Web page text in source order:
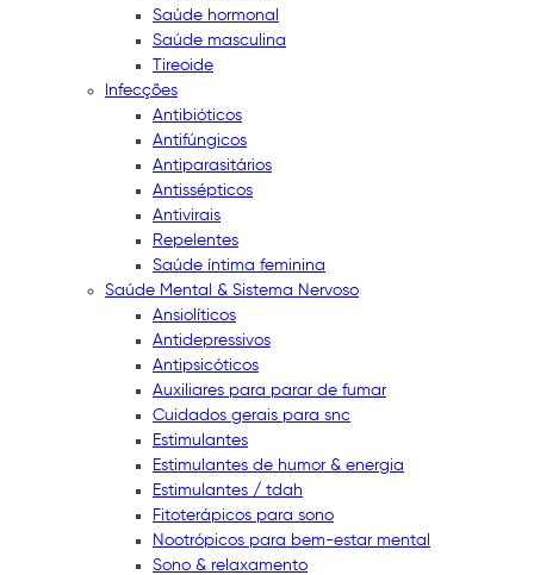
Saúde hormonal
Saúde masculina
Tireoide
Infecções
Antibióticos
Antifúngicos
Antiparasitários
Antissépticos
Antivirais
Repelentes
Saúde íntima feminina
Saúde Mental & Sistema Nervoso
Ansiolíticos
Antidepressivos
Antipsicóticos
Auxiliares para parar de fumar
Cuidados gerais para snc
Estimulantes
Estimulantes de humor & energia
Estimulantes / tdah
Fitoterápicos para sono
Nootrópicos para bem-estar mental
Sono & relaxamento